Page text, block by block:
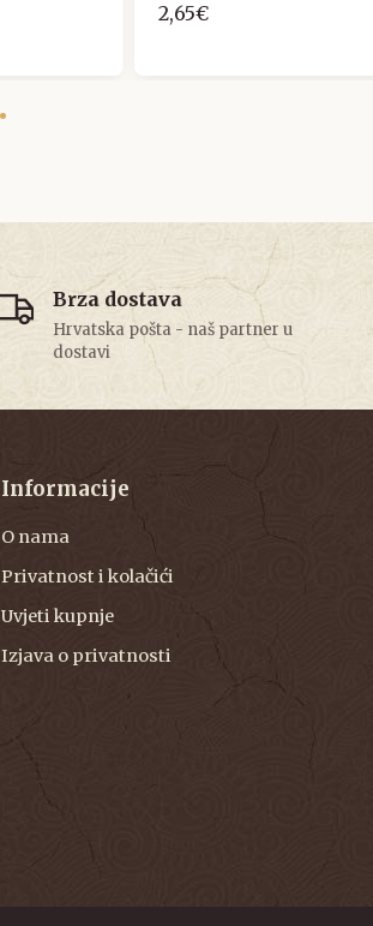
2,65€
Brza dostava
Hrvatska pošta - naš partner u
dostavi
Informacije
O nama
Privatnost i kolačići
Uvjeti kupnje
Izjava o privatnosti